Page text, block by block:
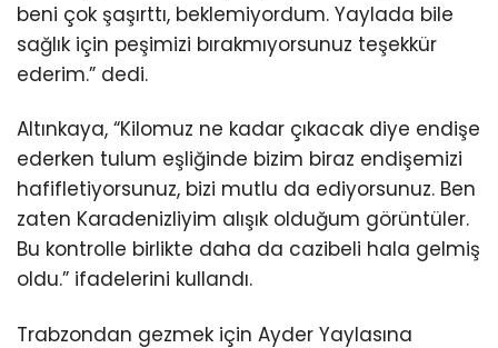
beni çok şaşırttı, beklemiyordum. Yaylada bile
sağlık için peşimizi bırakmıyorsunuz teşekkür
ederim.” dedi.
Altınkaya, “Kilomuz ne kadar çıkacak diye endişe
ederken tulum eşliğinde bizim biraz endişemizi
hafifletiyorsunuz, bizi mutlu da ediyorsunuz. Ben
zaten Karadenizliyim alışık olduğum görüntüler.
Bu kontrolle birlikte daha da cazibeli hala gelmiş
oldu.” ifadelerini kullandı.
Trabzondan gezmek için Ayder Yaylasına